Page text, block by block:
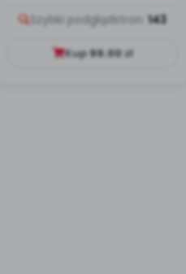
Szybki podglądstron: 143
Kup99.00zł